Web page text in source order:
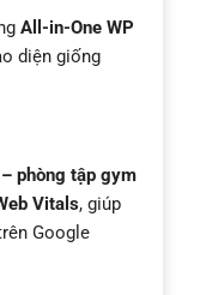
All-in-One WP
diện giống
phòng tập gym
Vitals, giúp
Google